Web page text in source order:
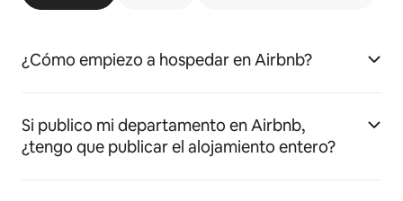
¿Cómo empiezo a hospedar en Airbnb?
Si publico mi departamento en Airbnb,
¿tengo que publicar el alojamiento entero?